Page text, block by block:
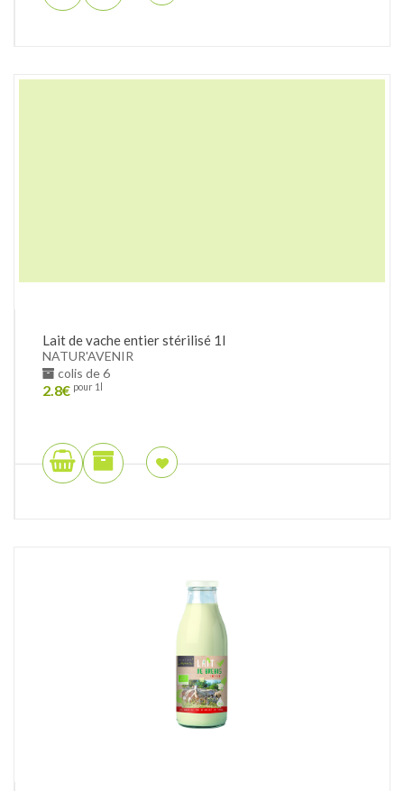
Lait de vache entier stérilisé 1l
NATUR'AVENIR
colis de 6
2.8€ pour 1l